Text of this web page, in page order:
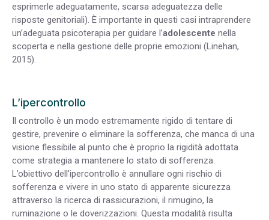
esprimerle adeguatamente, scarsa adeguatezza delle
risposte genitoriali). È importante in questi casi intraprendere
un’adeguata psicoterapia per guidare l’adolescente nella
scoperta e nella gestione delle proprie emozioni (Linehan,
2015).
L’ipercontrollo
Il controllo è un modo estremamente rigido di tentare di
gestire, prevenire o eliminare la sofferenza, che manca di una
visione flessibile al punto che è proprio la rigidità adottata
come strategia a mantenere lo stato di sofferenza.
L’obiettivo dell’ipercontrollo è annullare ogni rischio di
sofferenza e vivere in uno stato di apparente sicurezza
attraverso la ricerca di rassicurazioni, il rimugino, la
ruminazione o le doverizzazioni. Questa modalità risulta